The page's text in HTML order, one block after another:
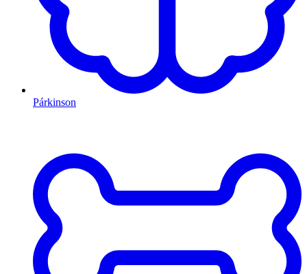
Párkinson